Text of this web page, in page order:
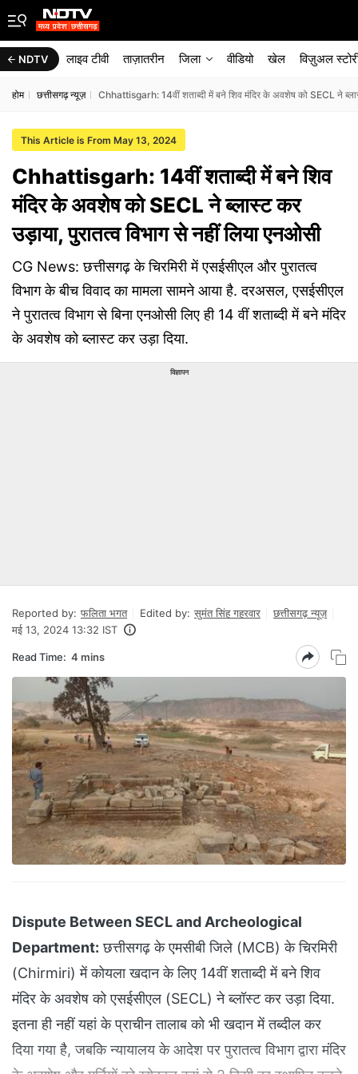
NDTV लाइव टीवी ताज़ातरीन जिला वीडियो खेल विज़ुअल
होम छत्तीसगढ़ न्यूज़ Chhattisgarh: 14वीं शताब्दी में बने शिव मंदिर के अवशेष को SECL ने
This Article is From May 13, 2024
Chhattisgarh: 14वीं शताब्दी में बने शिव
मंदिर के अवशेष को SECL ने ब्लास्ट कर
उड़ाया, पुरातत्व विभाग से नहीं लिया एनओसी
CG News: छत्तीसगढ़ के चिरमिरी में एसईसीएल और पुरातत्व
विभाग के बीच विवाद का मामला सामने आया है. दरअसल, एसईसीएल
ने पुरातत्व विभाग से बिना एनओसी लिए ही 14 वीं शताब्दी में बने मंदिर
के अवशेष को ब्लास्ट कर उड़ा दिया.
विज्ञापन
Reported by: फलिता भगत Edited by: सुमंत सिंह गहरवार
छत्तीसगढ़ न्यूज़
मई 13, 2024 13:32 IST
Read Time: 4 mins
Dispute Between SECL and Archeological
Department: छत्तीसगढ़ के एमसीबी जिले (MCB) के चिरमिरी
(Chirmiri) में कोयला खदान के लिए 14वीं शताब्दी में बने शिव
मंदिर के अवशेष को एसईसीएल (SECL) ने ब्लॉस्ट कर उड़ा दिया.
इतना ही नहीं यहां के प्राचीन तालाब को भी खदान में तब्दील कर
दिया गया है, जबकि न्यायालय के आदेश पर पुरातत्व विभाग द्वारा मंदिर